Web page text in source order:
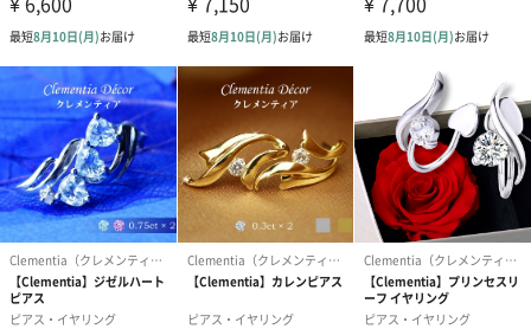
◆プロヴァンスローズラッピング
最高級パールペーパーでラッピングされたジュエリーケースに大
輪のプリザーブドフラワーを飾ったオリジナルのジュエリーケー
スにお選びいただきましたジュエリーをお入れします。メタルエ
ッジを施した高級ダブルサテンリボンを華やかに結んでお届けい
たします。サプライズにぴったりの豪華なラッピングです。
◆プリザーブドフラワーボックス ラッピング